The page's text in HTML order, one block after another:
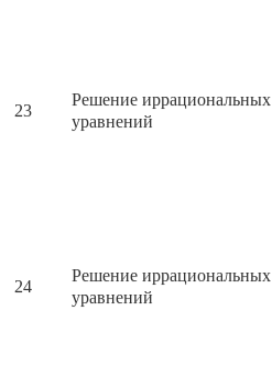
23
Решение иррациональных
уравнений
24
Решение иррациональных
уравнений